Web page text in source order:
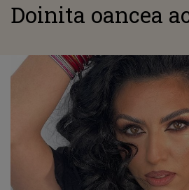
Doinita oancea